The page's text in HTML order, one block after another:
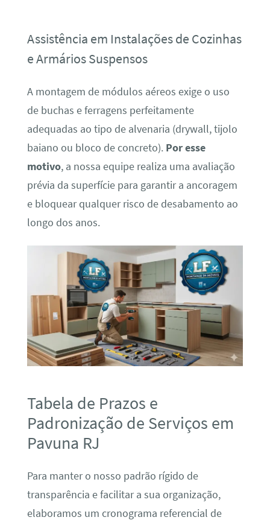
Assistência em Instalações de Cozinhas
e Armários Suspensos
A montagem de módulos aéreos exige o uso
de buchas e ferragens perfeitamente
adequadas ao tipo de alvenaria (drywall, tijolo
baiano ou bloco de concreto). Por esse
motivo, a nossa equipe realiza uma avaliação
prévia da superfície para garantir a ancoragem
e bloquear qualquer risco de desabamento ao
longo dos anos.
Tabela de Prazos e
Padronização de Serviços em
Pavuna RJ
Para manter o nosso padrão rígido de
transparência e facilitar a sua organização,
elaboramos um cronograma referencial de